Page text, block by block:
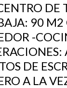
90
-
DE
A LA